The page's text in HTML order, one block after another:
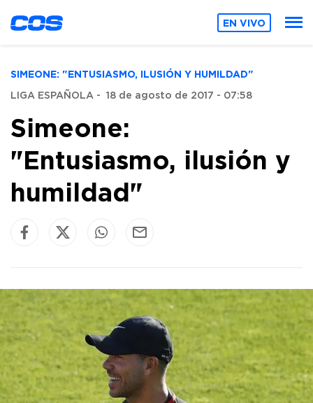
EN VIVO
SIMEONE: "ENTUSIASMO, ILUSIÓN Y HUMILDAD"
LIGA ESPAÑOLA - 18 de agosto de 2017 - 07:58
Simeone:
"Entusiasmo, ilusión y
humildad"